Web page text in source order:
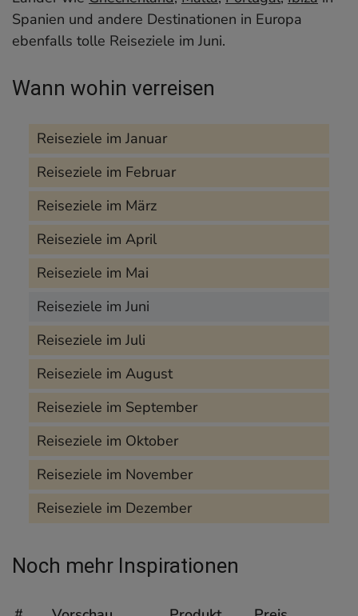
Spanien und andere Destinationen in Europa
ebenfalls tolle Reiseziele im Juni.
Wann wohin verreisen
Reiseziele im Januar
Reiseziele im Februar
Reiseziele im März
Reiseziele im April
Reiseziele im Mai
Reiseziele im Juni
Reiseziele im Juli
Reiseziele im August
Reiseziele im September
Reiseziele im Oktober
Reiseziele im November
Reiseziele im Dezember
Noch mehr Inspirationen